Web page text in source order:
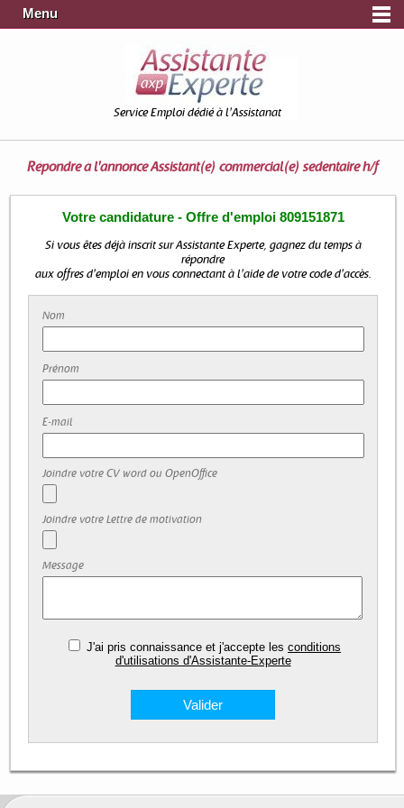
Menu
Service Emploi dédié à l'Assistanat
Répondre à l'annonceAssistant(e) commercial(e) sedentaire h/f
Votre candidature - Offre d'emploi 809151871
Si vous êtes déjà inscrit sur Assistante Experte, gagnez du temps à
répondre
aux offres d'emploi en vous connectant à l'aide de votre code d'accès.
Nom
Prénom
E-mail
Joindre votre CV word ou OpenOffice
Joindre votre Lettre de motivation
Message
J'ai pris connaissance et j'accepte lesconditions
d'utilisations d'Assistante-Experte